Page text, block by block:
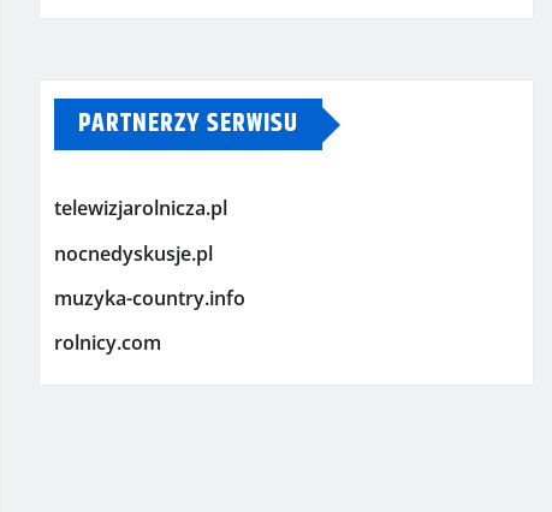
PARTNERZY SERWISU
telewizjarolnicza.pl
nocnedyskusje.pl
muzyka-country.info
rolnicy.com